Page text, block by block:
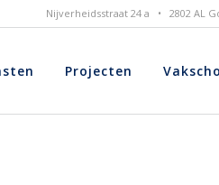
Nijverheidsstraat 24 a • 2802 AL
Projecten